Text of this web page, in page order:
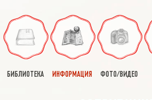
БИБЛИОТЕКА ИНФОРМАЦИЯ ФОТО/ВИДЕО